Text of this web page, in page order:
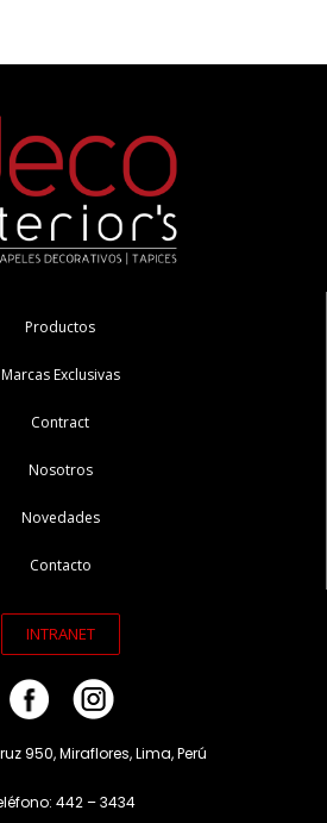
Productos
Marcas Exclusivas
Contract
Nosotros
Novedades
Contacto
INTRANET
950, Miraflores, Lima, Perú
442 – 3434